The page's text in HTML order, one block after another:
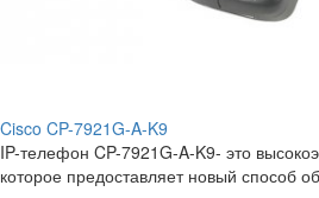
Cisco CP-7921G-A-K9
IP-телефон CP-7921G-A-K9- это
которое предоставляет новый способ